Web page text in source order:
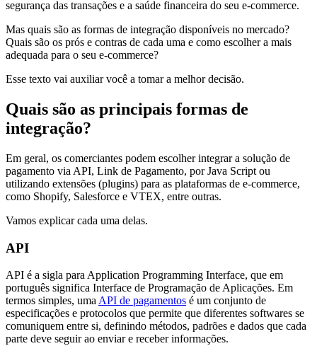
segurança das transações e a saúde financeira do seu e-commerce.
Mas quais são as formas de integração disponíveis no mercado?
Quais são os prós e contras de cada uma e como escolher a mais
adequada para o seu e-commerce?
Esse texto vai auxiliar você a tomar a melhor decisão.
Quais são as principais formas de
integração?
Em geral, os comerciantes podem escolher integrar a solução de
pagamento via API, Link de Pagamento, por Java Script ou
utilizando extensões (plugins) para as plataformas de e-commerce,
como Shopify, Salesforce e VTEX, entre outras.
Vamos explicar cada uma delas.
API
API é a sigla para Application Programming Interface, que em
português significa Interface de Programação de Aplicações. Em
termos simples, uma API de pagamentos é um conjunto de
especificações e protocolos que permite que diferentes softwares se
comuniquem entre si, definindo métodos, padrões e dados que cada
parte deve seguir ao enviar e receber informações.